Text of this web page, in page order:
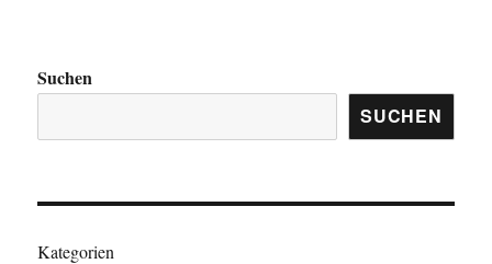
Suchen
SUCHEN
Kategorien